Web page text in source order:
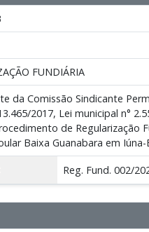
FUNDIÁRIA
da Comissão Sindicante
2017, Lei municipal n°
de Regularização
Baixa Guanabara em
Reg. Fund. 002/